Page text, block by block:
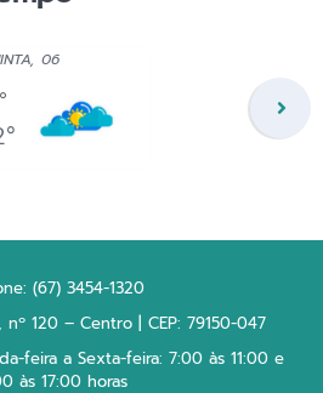
06
(67) 3454-1320
120 – Centro | CEP: 79150-047
feira a Sexta-feira: 7:00 às 11:00 e
às 17:00 horas